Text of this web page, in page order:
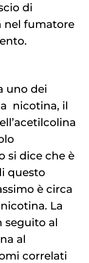
di
nel fumatore
uno dei
nicotina, il
si dice che è
questo
è circa
La
seguito al
al
correlati